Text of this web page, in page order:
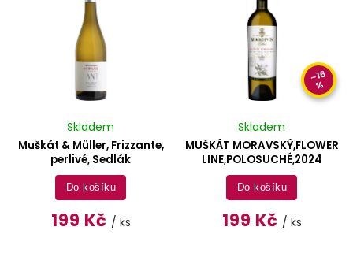
Muškát & Müller, Frizzante,
perlivé, Sedlák
Skladem
199 Kč / ks
Do košíku
–16
%
MUŠKÁT MORAVSKÝ,FLOWER
LINE,POLOSUCHÉ,2024
Skladem
199 Kč / ks
Do košíku